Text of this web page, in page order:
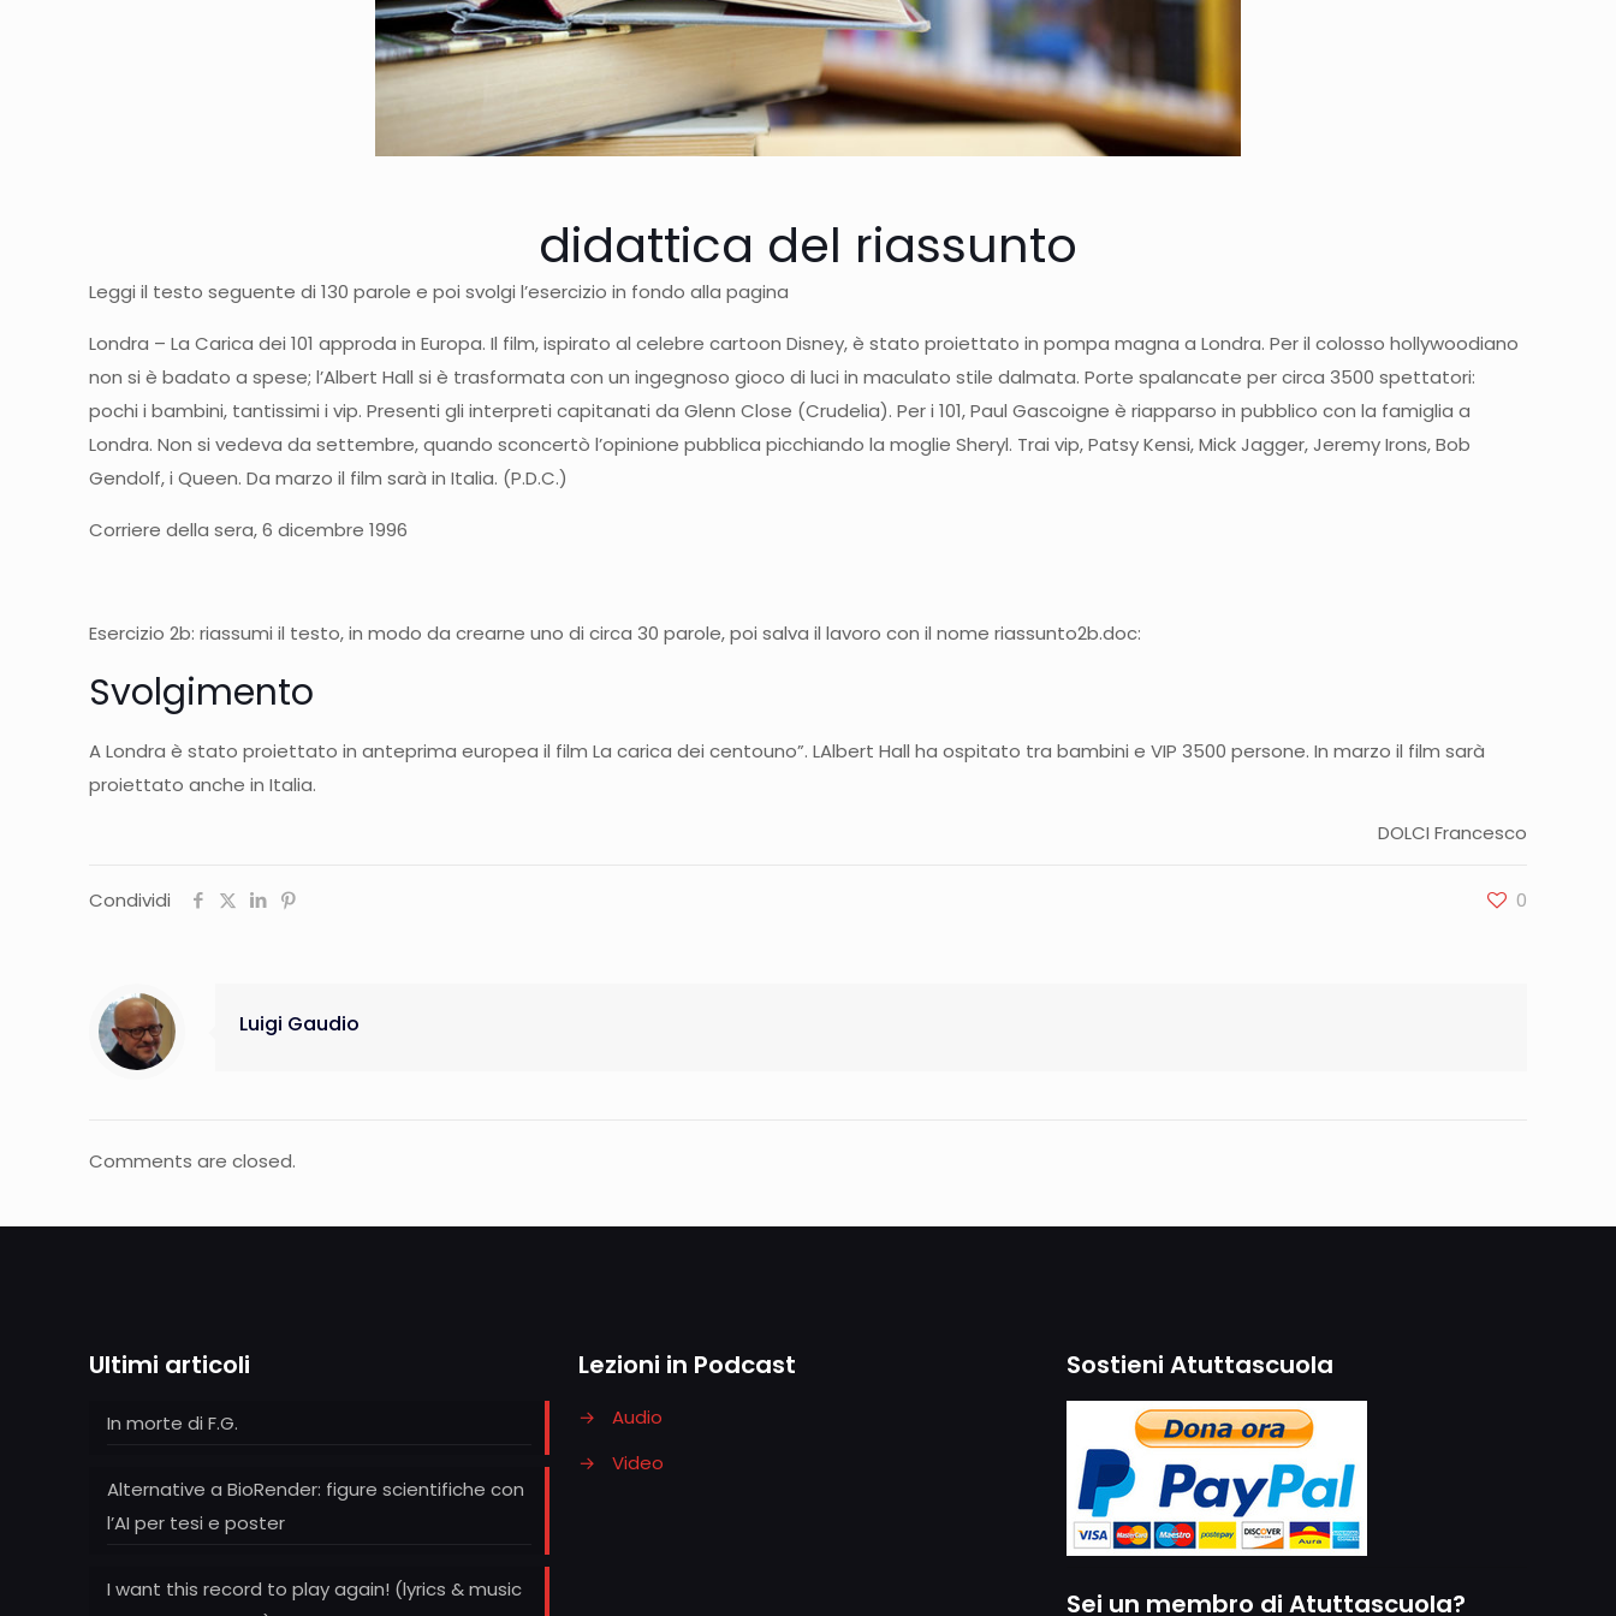
didattica del riassunto
Leggi il testo seguente di 130 parole e poi svolgi l’esercizio in fondo alla pagina
Londra – La Carica dei 101 approda in Europa. Il film, ispirato al celebre cartoon Disney, è stato proiettato in pompa magna a Londra. Per il colosso hollywoodiano
non si è badato a spese; l’Albert Hall si è trasformata con un ingegnoso gioco di luci in maculato stile dalmata. Porte spalancate per circa 3500 spettatori:
pochi i bambini, tantissimi i vip. Presenti gli interpreti capitanati da Glenn Close (Crudelia). Per i 101, Paul Gascoigne è riapparso in pubblico con la famiglia a
Londra. Non si vedeva da settembre, quando sconcertò l’opinione pubblica picchiando la moglie Sheryl. Trai vip, Patsy Kensi, Mick Jagger, Jeremy Irons, Bob
Gendolf, i Queen. Da marzo il film sarà in Italia. (P.D.C.)
Corriere della sera, 6 dicembre 1996
Esercizio 2b: riassumi il testo, in modo da crearne uno di circa 30 parole, poi salva il lavoro con il nome riassunto2b.doc:
Svolgimento
A Londra è stato proiettato in anteprima europea il film La carica dei centouno”. LAlbert Hall ha ospitato tra bambini e VIP 3500 persone. In marzo il film sarà
proiettato anche in Italia.
DOLCI Francesco
Condividi 0
Luigi Gaudio
Comments are closed.
Ultimi articoli
In morte di F.G.
Alternative a BioRender: figure scientifiche con
l’AI per tesi e poster
I want this record to play again! (lyrics & music
Lezioni in Podcast
→
Audio
→
Video
Sostieni Atuttascuola
Sei un membro di Atuttascuola?